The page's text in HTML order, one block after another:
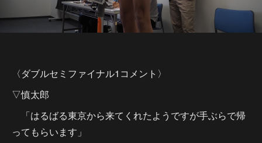
〈ダブルセミファイナル1コメント〉
▽慎太郎
「はるばる東京から来てくれたようですが手ぶらで帰
ってもらいます」